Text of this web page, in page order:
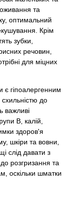
та
оптимальний
Крім
зубки,
речовин,
для міцних
є гіпоалергенним
до
важливі
В, калій,
здоров'я
шкіри та вовни,
слід давати з
розгризання та
оскільки шматки